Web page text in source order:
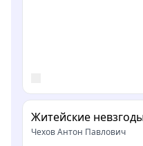
Житейские
Чехов Антон Павлович